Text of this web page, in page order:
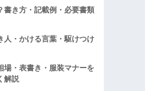
書き方・記載例・必要書類
人・かける言葉・駆けつけ
場・表書き・服装マナーを
解説